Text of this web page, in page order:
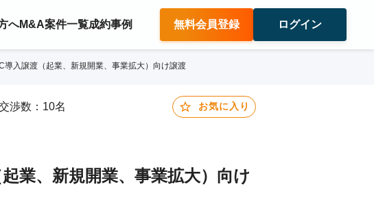
へM&A案件一覧成約事例 無料会員登録 ログイン
譲渡（起業、新規開業、事業拡大）向け譲渡
渉数：10名 お気に入り
、新規開業、事業拡大）向け